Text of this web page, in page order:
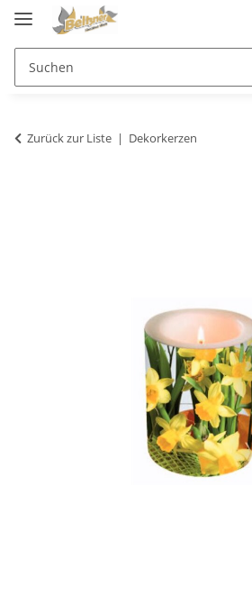
Zurück zur Liste Dekorkerzen